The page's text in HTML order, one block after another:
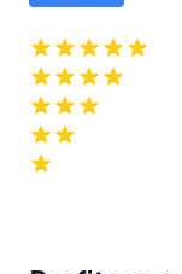
5-star reviews
4-star reviews
3-star reviews
2-star reviews
1-star reviews